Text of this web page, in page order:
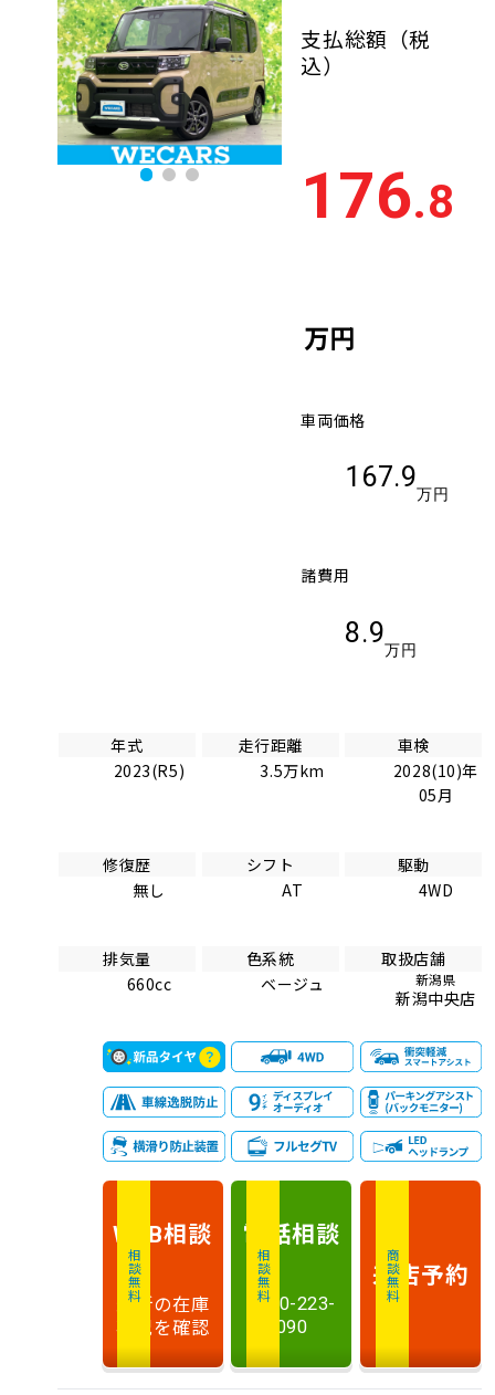
支払総額 （税
込）
176.8
万円
車両価格
167.9
万円
諸費用
8.9
万円
年式
2023(R5)
走行距離
3.5万km
車検
2028(10)年
05月
修復歴
無し
シフト
AT
駆動
4WD
排気量
660cc
色系統
ベージュ
取扱店舗
新潟県
新潟中央店
相談無料
WEB相談
最新の在庫
状況を確認
相談無料
電話相談
0120-223-
090
商談無料
来店予約